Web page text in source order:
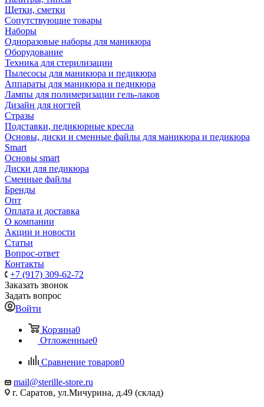
Щетки, сметки
Сопутствующие товары
Наборы
Одноразовые наборы для маникюра
Оборудование
Техника для стерилизации
Пылесосы для маникюра и педикюра
Аппараты для маникюра и педикюра
Лампы для полимеризации гель-лаков
Дизайн для ногтей
Стразы
Подставки, педикюрные кресла
Основы, диски и сменные файлы для маникюра и педикюра
Smart
Основы smart
Диски для педикюра
Сменные файлы
Бренды
Опт
Оплата и доставка
О компании
Акции и новости
Статьи
Вопрос-ответ
Контакты
+7 (917) 309-62-72
Заказать звонок
Задать вопрос
Войти
Корзина0
Отложенные0
Сравнение товаров0
mail@sterille-store.ru
г. Саратов, ул.Мичурина, д.49 (склад)